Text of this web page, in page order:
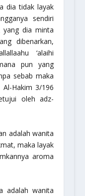
dia tidak layak
sendiri
yang dia minta
dibenarkan,
‘alaihi
pun yang
sebab maka
Al-Hakim 3/196
oleh adz-
adalah wanita
maka layak
aroma
adalah wanita